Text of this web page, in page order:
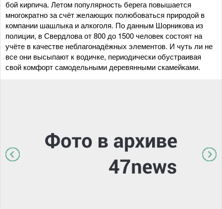
бой кирпича. Летом популярность берега повышается
многократно за счёт желающих полюбоваться природой в
компании шашлыка и алкоголя. По данным Шорникова из
полиции, в Свердлова от 800 до 1500 человек состоят на
учёте в качестве неблагонадёжных элементов. И чуть ли не
все они высыпают к водичке, периодически обустраивая
свой комфорт самодельными деревянными скамейками.